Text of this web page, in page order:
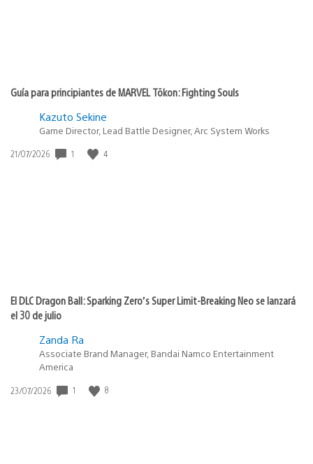
Guía para principiantes de MARVEL Tōkon: Fighting Souls
Kazuto Sekine
Game Director, Lead Battle Designer, Arc System Works
Fecha
21/07/2026 1 4
El DLC Dragon Ball: Sparking Zero’s Super Limit-Breaking Neo se lanzará
el 30 de julio
Zanda Ra
Associate Brand Manager, Bandai Namco Entertainment
America
Fecha
23/07/2026 1 8